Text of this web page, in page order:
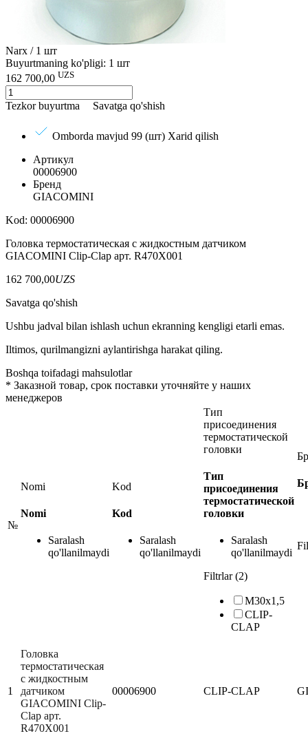
Narx / 1 шт
Buyurtmaning ko'pligi: 1 шт
162 700,00 UZS
Tezkor buyurtma Savatga qo'shish
Omborda mavjud 99 (шт) Xarid qilish
Артикул
00006900
Бренд
GIACOMINI
Kod: 00006900
Головка термостатическая с жидкостным датчиком
GIACOMINI Clip-Clap арт. R470X001
162 700,00UZS
Savatga qo'shish
Ushbu jadval bilan ishlash uchun ekranning kengligi etarli emas.
Iltimos, qurilmangizni aylantirishga harakat qiling.
Boshqa toifadagi mahsulotlar
* Заказной товар, срок поставки уточняйте у наших
менеджеров
№
Nomi
Nomi
Saralash
qo'llanilmaydi
Kod
Kod
Saralash
qo'llanilmaydi
Тип
присоединения
термостатической
головки
Тип
присоединения
термостатической
головки
Saralash
qo'llanilmaydi
Filtrlar (2)
М30х1,5
CLIP-
CLAP
1
Головка
термостатическая
с жидкостным
датчиком
GIACOMINI Clip-
Clap арт.
R470X001
00006900 CLIP-CLAP